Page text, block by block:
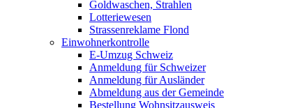
Goldwaschen, Strahlen
Lotteriewesen
Strassenreklame Flond
Einwohnerkontrolle
E-Umzug Schweiz
Anmeldung für Schweizer
Anmeldung für Ausländer
Abmeldung aus der Gemeinde
Bestellung Wohnsitzausweis